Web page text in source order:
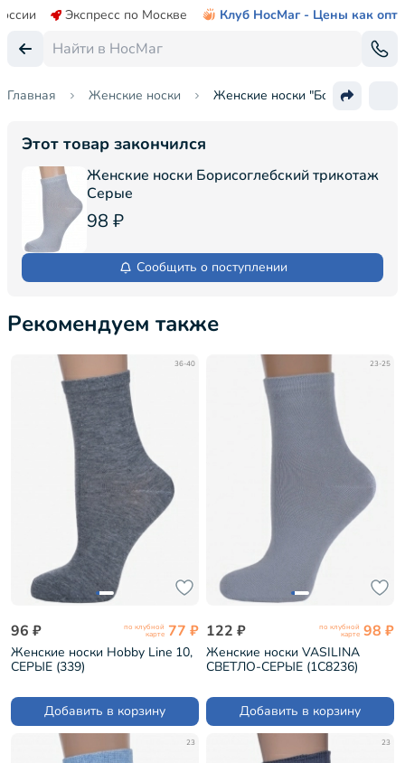
Экспресс по Москве Клуб НосМаг - Цены как опт
Главная Женские носки Женские носки
Этот товар закончился
Женские носки Борисоглебский трикотаж
Серые
98 ₽
Сообщить о поступлении
Рекомендуем также
36-40
96 ₽ по клубной
карте 77 ₽
Женские носки Hobby Line 10,
СЕРЫЕ (339)
Добавить в корзину
23-25
122 ₽ по клубной
карте 98 ₽
Женские носки VASILINA
СВЕТЛО-СЕРЫЕ (1С8236)
Добавить в корзину
23 23